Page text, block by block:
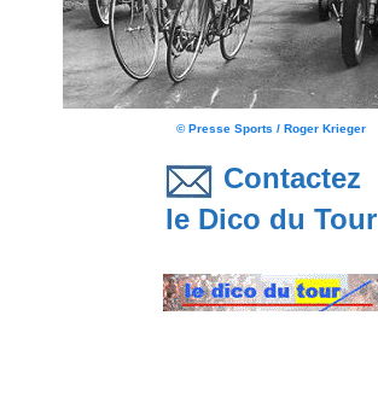
© Presse Sports / Roger Krieger
Contactez
le Dico du Tour